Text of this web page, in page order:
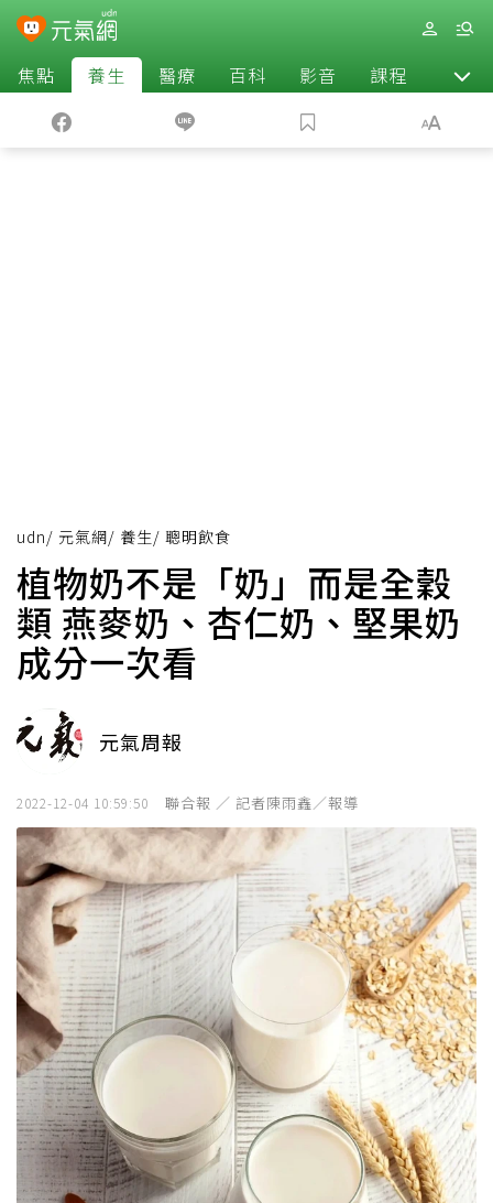
焦點 養生 醫療 百科 影音 課程 退休
udn/ 元氣網/ 養生/ 聰明飲食
植物奶不是「奶」而是全穀
類 燕麥奶、杏仁奶、堅果奶
成分一次看
元氣周報
2022-12-04 10:59:50 聯合報 ／ 記者陳雨鑫／報導